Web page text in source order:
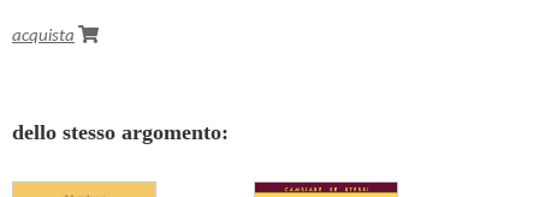
acquista
dello stesso argomento: